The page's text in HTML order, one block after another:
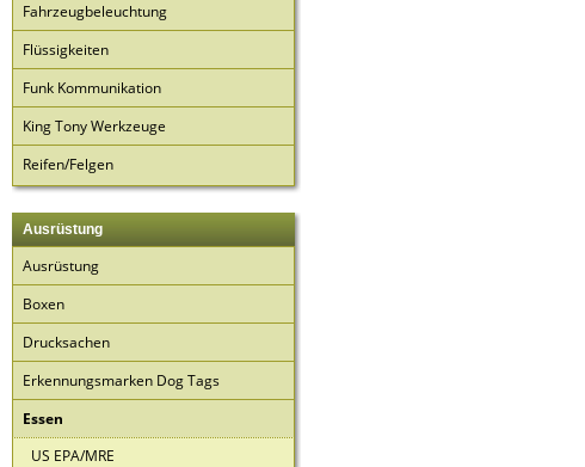
Fahrzeugbeleuchtung
Flüssigkeiten
Funk Kommunikation
King Tony Werkzeuge
Reifen/Felgen
Ausrüstung
Ausrüstung
Boxen
Drucksachen
Erkennungsmarken Dog Tags
Essen
US EPA/MRE